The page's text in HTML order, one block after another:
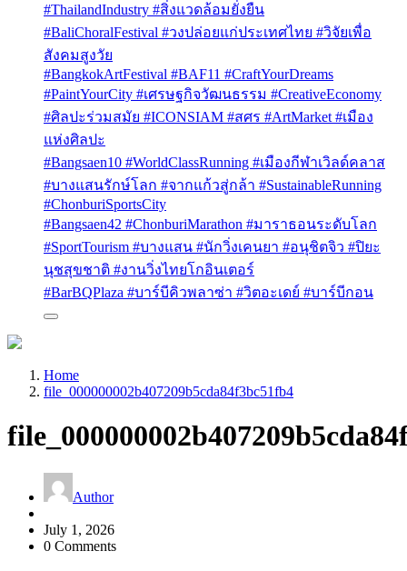
#ThailandIndustry #สิ่งแวดล้อมยั่งยืน
#BaliChoralFestival #วงปล่อยแก่ประเทศไทย #วิจัยเพื่อ
สังคมสูงวัย
#BangkokArtFestival #BAF11 #CraftYourDreams
#PaintYourCity #เศรษฐกิจวัฒนธรรม #CreativeEconomy
#ศิลปะร่วมสมัย #ICONSIAM #สศร #ArtMarket #เมือง
แห่งศิลปะ
#Bangsaen10 #WorldClassRunning #เมืองกีฬาเวิลด์คลาส
#บางแสนรักษ์โลก #จากแก้วสู่กล้า #SustainableRunning
#ChonburiSportsCity
#Bangsaen42 #ChonburiMarathon #มาราธอนระดับโลก
#SportTourism #บางแสน #นักวิ่งเคนยา #อนุชิตจิว #ปิยะ
นุชสุขชาติ #งานวิ่งไทยโกอินเตอร์
#BarBQPlaza #บาร์บีคิวพลาซ่า #วิตอะเดย์ #บาร์บีกอน
Home
file_000000002b407209b5cda84f3bc51fb4
Author
July 1, 2026
0 Comments